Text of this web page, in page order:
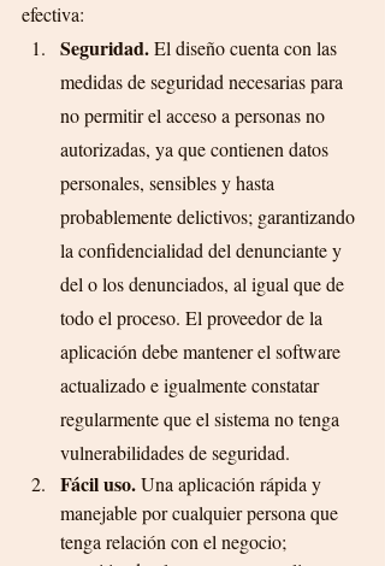
efectiva:
Seguridad. El diseño cuenta con las
medidas de seguridad necesarias para
no permitir el acceso a personas no
autorizadas, ya que contienen datos
personales, sensibles y hasta
probablemente delictivos; garantizando
la confidencialidad del denunciante y
del o los denunciados, al igual que de
todo el proceso. El proveedor de la
aplicación debe mantener el software
actualizado e igualmente constatar
regularmente que el sistema no tenga
vulnerabilidades de seguridad.
Fácil uso. Una aplicación rápida y
manejable por cualquier persona que
tenga relación con el negocio;